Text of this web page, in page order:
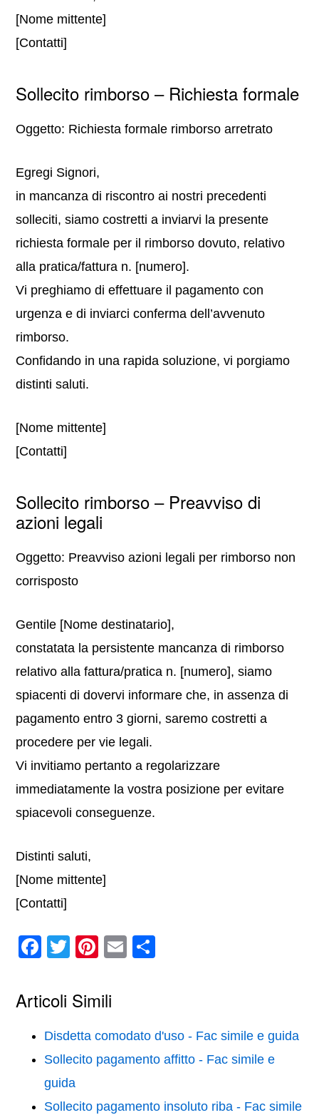
[Nome mittente]
[Contatti]
Sollecito rimborso – Richiesta formale
Oggetto: Richiesta formale rimborso arretrato
Egregi Signori,
in mancanza di riscontro ai nostri precedenti
solleciti, siamo costretti a inviarvi la presente
richiesta formale per il rimborso dovuto, relativo
alla pratica/fattura n. [numero].
Vi preghiamo di effettuare il pagamento con
urgenza e di inviarci conferma dell’avvenuto
rimborso.
Confidando in una rapida soluzione, vi porgiamo
distinti saluti.
[Nome mittente]
[Contatti]
Sollecito rimborso – Preavviso di
azioni legali
Oggetto: Preavviso azioni legali per rimborso non
corrisposto
Gentile [Nome destinatario],
constatata la persistente mancanza di rimborso
relativo alla fattura/pratica n. [numero], siamo
spiacenti di dovervi informare che, in assenza di
pagamento entro 3 giorni, saremo costretti a
procedere per vie legali.
Vi invitiamo pertanto a regolarizzare
immediatamente la vostra posizione per evitare
spiacevoli conseguenze.
Distinti saluti,
[Nome mittente]
[Contatti]
F
c
e
b
o
o
k
T
tt
er
Pi
er
e
st
E
vi
di
Articoli Simili
Disdetta comodato d'uso - Fac simile e guida
Sollecito pagamento affitto - Fac simile e
guida
Sollecito pagamento insoluto riba - Fac simile